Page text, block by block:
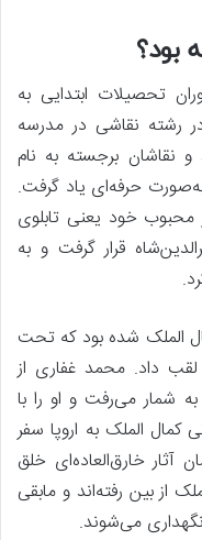
بود؟
تحصیلات ابتدایی به
رشته نقاشی در مدرسه
نقاشان برجسته به نام
حرفه‌ای یاد گرفت.
محبوب خود یعنی تابلوی
قرار گرفت و به
الملک شده بود که تحت
لقب داد. محمد غفاری از
شمار می‌رفت و او را با
الملک به اروپا سفر
آثار خارق‌العاده‌ای خلق
از بین رفته‌اند و مابقی
می‌شوند.